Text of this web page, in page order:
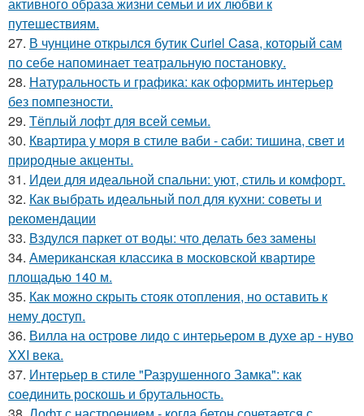
путешествиям.
27. В чунцине открылся бутик Curiel Casa, который сам
по себе напоминает театральную постановку.
28. Натуральность и графика: как оформить интерьер
без помпезности.
29. Тёплый лофт для всей семьи.
30. Квартира у моря в стиле ваби - саби: тишина, свет и
природные акценты.
31. Идеи для идеальной спальни: уют, стиль и комфорт.
32. Как выбрать идеальный пол для кухни: советы и
рекомендации
33. Вздулся паркет от воды: что делать без замены
34. Американская классика в московской квартире
площадью 140 м.
35. Как можно скрыть стояк отопления, но оставить к
нему доступ.
36. Вилла на острове лидо с интерьером в духе ар - нуво
XXI века.
37. Интерьер в стиле "Разрушенного Замка": как
соединить роскошь и брутальность.